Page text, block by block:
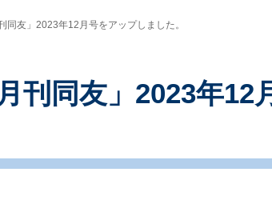
同友」2023年12月号をアップしました。
刊同友」2023年12